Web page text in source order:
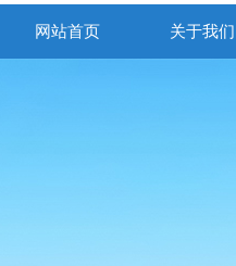
网站首页 关于我们